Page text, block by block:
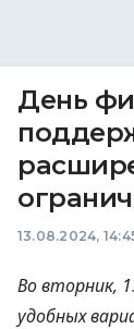
День
13.08.2024,
Во вторник,
удобных